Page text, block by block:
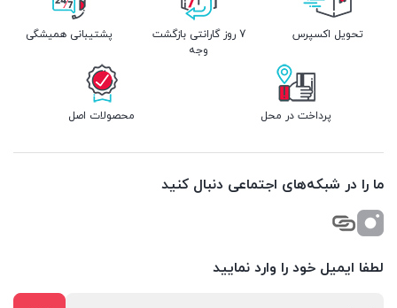
تحویل اکسپرس
7 روز گارانتی بازگشت
وجه
پشتیبانی همیشگی
پرداخت در محل محصولات اصل
ما را در شبکه‌های اجتماعی دنبال کنید
لطفا ایمیل خود را وارد نمایید